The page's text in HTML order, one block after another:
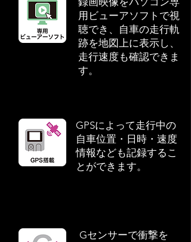
用ビューアソフトで視
聴でき、自車の走行軌
跡を地図上に表示し、
走行速度も確認できま
す。
GPSによって走行中の
自車位置・日時・速度
情報なども記録するこ
とができます。
Gセンサーで衝撃を